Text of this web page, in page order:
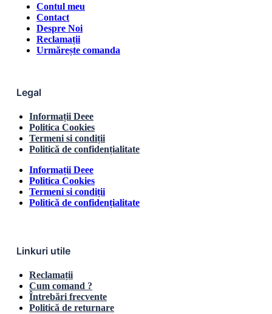
Contul meu
Contact
Despre Noi
Reclamații
Urmărește comanda
Legal
Informații Deee
Politica Cookies
Termeni si condiții
Politică de confidențialitate
Informații Deee
Politica Cookies
Termeni si condiții
Politică de confidențialitate
Linkuri utile
Reclamații
Cum comand ?
Întrebări frecvente
Politică de returnare